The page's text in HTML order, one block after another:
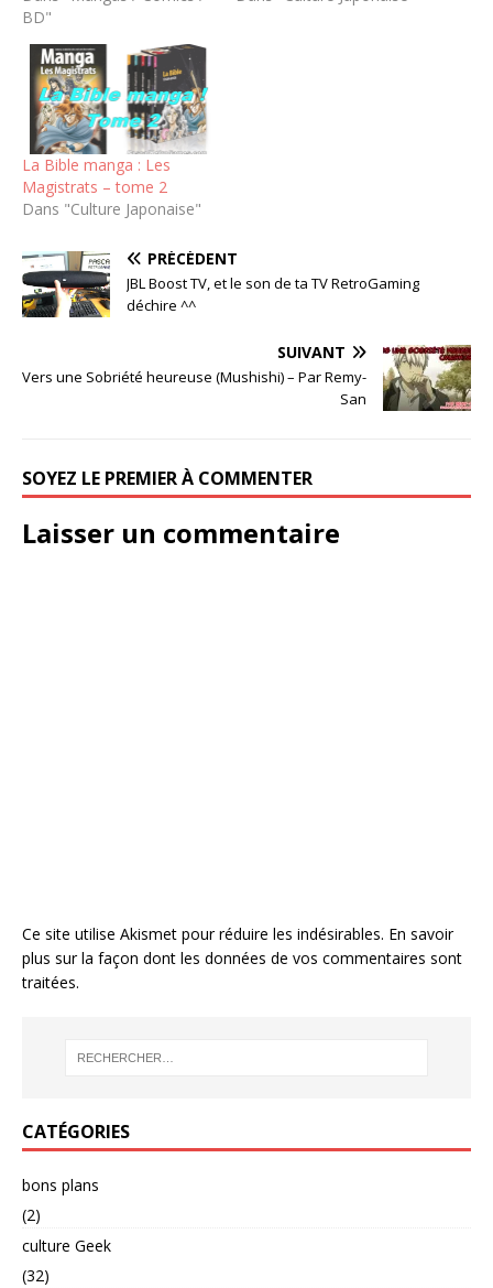
BD"
La Bible manga : Les
Magistrats – tome 2
Dans "Culture Japonaise"
PRÉCÉDENT
JBL Boost TV, et le son de ta TV RetroGaming
déchire ^^
SUIVANT
Vers une Sobriété heureuse (Mushishi) – Par Remy-
San
SOYEZ LE PREMIER À COMMENTER
Laisser un commentaire
Ce site utilise Akismet pour réduire les indésirables. En savoir
plus sur la façon dont les données de vos commentaires sont
traitées.
CATÉGORIES
bons plans
(2)
culture Geek
(32)